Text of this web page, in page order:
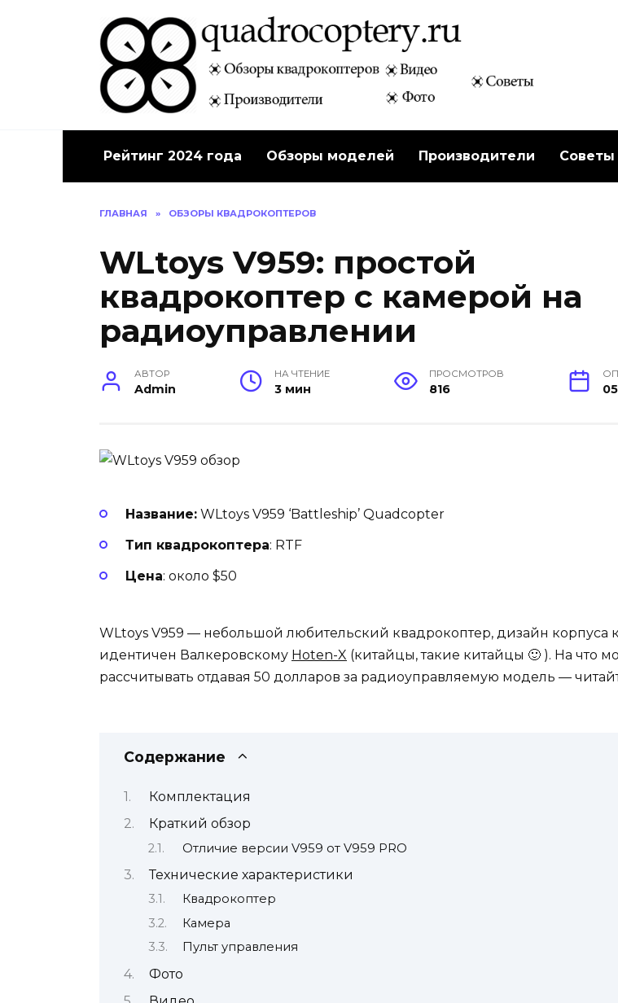
Рейтинг 2024 года Обзоры моделей Производители Советы
ГЛАВНАЯ » ОБЗОРЫ КВАДРОКОПТЕРОВ
WLtoys V959: простой
квадрокоптер с камерой на
радиоуправлении
АВТОР
Admin
НА ЧТЕНИЕ
3 мин
ПРОСМОТРОВ
816
Название: WLtoys V959 ‘Battleship’ Quadcopter
Тип квадрокоптера: RTF
Цена: около $50
WLtoys V959 — небольшой любительский квадрокоптер, дизайн корпуса
идентичен Валкеровскому Hoten-X (китайцы, такие китайцы 🙂 ). На что
рассчитывать отдавая 50 долларов за радиоуправляемую модель —
Содержание
Комплектация
Краткий обзор
Отличие версии V959 от V959 PRO
Технические характеристики
Квадрокоптер
Камера
Пульт управления
Фото